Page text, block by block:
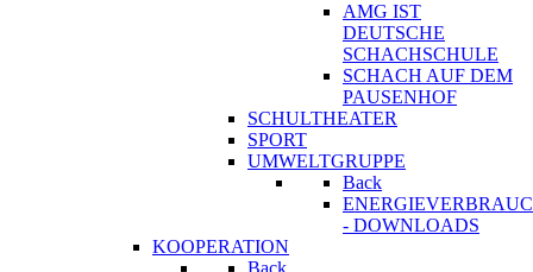
AMG IST
DEUTSCHE
SCHACHSCHULE
SCHACH AUF DEM
PAUSENHOF
SCHULTHEATER
SPORT
UMWELTGRUPPE
Back
- DOWNLOADS
KOOPERATION
Back